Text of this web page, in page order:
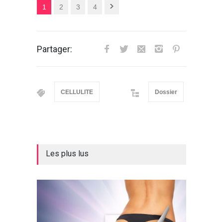
1 2 3 4
Partager:
CELLULITE Dossier
Les plus lus